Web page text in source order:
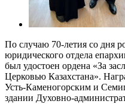
По случаю 70-летия со дня
юридического отдела
был удостоен ордена «За
Церковью Казахстана».
Усть-Каменогорским и
здании Духовно-